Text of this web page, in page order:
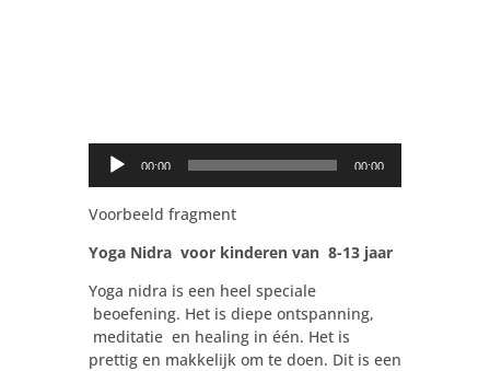
Audio
Player
00:00 00:00
Voorbeeld fragment
Yoga Nidra voor kinderen van 8-13 jaar
Yoga nidra is een heel speciale
beoefening. Het is diepe ontspanning,
meditatie en healing in één. Het is
prettig en makkelijk om te doen. Dit is een